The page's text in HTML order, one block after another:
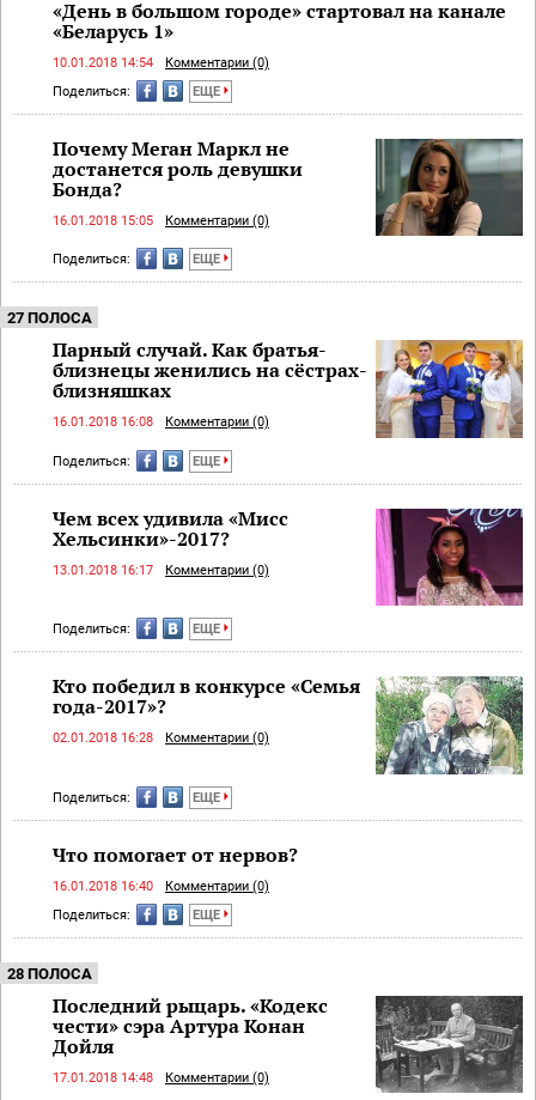
«День в большом городе» стартовал на канале
«Беларусь 1»
10.01.2018 14:54
Комментарии (0)
Поделиться:
ЕЩЕ
Почему Меган Маркл не
достанется роль девушки
Бонда?
16.01.2018 15:05 Комментарии (0)
Поделиться: ЕЩЕ
27 ПОЛОСА
Парный случай. Как братья-
близнецы женились на сёстрах-
близняшках
16.01.2018 16:08 Комментарии (0)
Поделиться: ЕЩЕ
Чем всех удивила «Мисс
Хельсинки»-2017?
13.01.2018 16:17 Комментарии (0)
Поделиться: ЕЩЕ
Кто победил в конкурсе «Семья
года-2017»?
02.01.2018 16:28 Комментарии (0)
Поделиться: ЕЩЕ
Что помогает от нервов?
16.01.2018 16:40
Комментарии (0)
Поделиться:
ЕЩЕ
28 ПОЛОСА
Последний рыцарь.​ «Кодекс
чести» сэра Артура Конан
Дойля
17.01.2018 14:48 Комментарии (0)